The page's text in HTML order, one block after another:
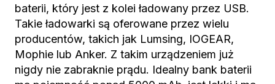
baterii, który jest z kolei ładowany przez USB.
Takie ładowarki są oferowane przez wielu
producentów, takich jak Lumsing, IOGEAR,
Mophie lub Anker. Z takim urządzeniem już
nigdy nie zabraknie prądu. Idealny bank baterii